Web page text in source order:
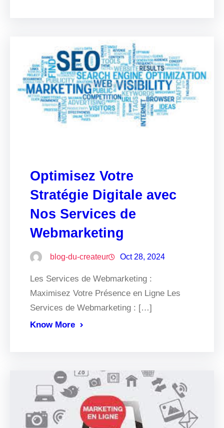
Optimisez Votre
Stratégie Digitale avec
Nos Services de
Webmarketing
blog-du-createur Oct 28, 2024
Les Services de Webmarketing :
Maximisez Votre Présence en Ligne Les
Services de Webmarketing : […]
Know More